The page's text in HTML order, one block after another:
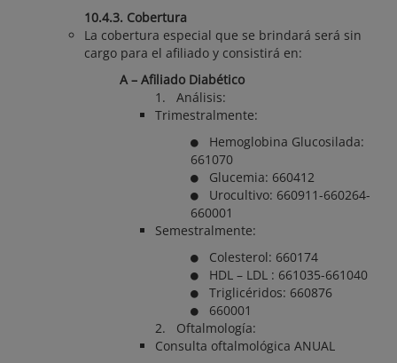
10.4.3. Cobertura
La cobertura especial que se brindará será sin
cargo para el afiliado y consistirá en:
A – Afiliado Diabético
1. Análisis:
Trimestralmente:
Hemoglobina Glucosilada:
661070
Glucemia: 660412
Urocultivo: 660911-660264-
660001
Semestralmente:
Colesterol: 660174
HDL – LDL : 661035-661040
Triglicéridos: 660876
660001
2. Oftalmología:
Consulta oftalmológica ANUAL